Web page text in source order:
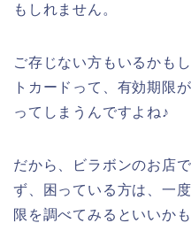
もしれません。
ご存じない方もいるかも
トカードって、有効期限
ってしまうんですよね♪
だから、ビラボンのお店
ず、困っている方は、一
限を調べてみるといいか